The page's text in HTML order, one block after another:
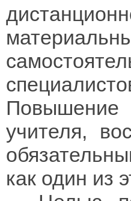
учителя,
как один из